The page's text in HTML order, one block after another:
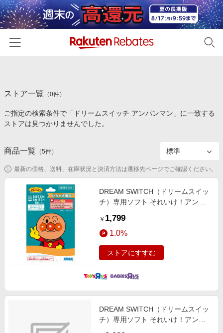
カテゴリー一覧
百貨店・総合ECモール
食品・スイーツ・お酒
コスメ・健康・医薬品
キッズ・ベビー用品
家電・PC・スマホ・カメラ
エンタメ
スポーツ・アウトドア・ゴルフ
インテリア・寝具
旅行・レジャー・ホテル予約
金融・マネー・保険
イベント一覧
初回購入者限定特典
対象ストア新規限定特典
新着ストアのご紹介
電子書籍特集
楽天ペイ導入ストア
楽天サービス特集
旅行特集
わくわく夏特集
楽天IDでログイン/会員登録
ストア一覧 （0件）
ご指定の検索条件で「ドリームスイッチ アンパンマン」に一致する
ストアは見つかりませんでした。
商品一覧 （5件）
最新の価格、送料、在庫状況と決済方法は遷移先ページでご確認ください。
DREAM SWITCH（ドリームスイッ
チ）専用ソフト それいけ！アンパ
と ひらめきあそび 誕生日 プレゼン
ト ギフト 3歳 4歳 5歳
￥ 1,799
1.0%
ストアにすすむ
DREAM SWITCH（ドリームスイッ
チ）専用ソフト それいけ！アンパ